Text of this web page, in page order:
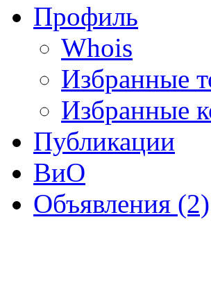
Профиль
Whois
Избранные
Избранные
Публикации
ВиО
Объявления (2)